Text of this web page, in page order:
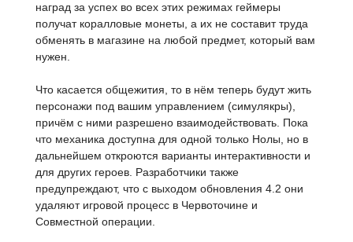
наград за успех во всех этих режимах геймеры
получат коралловые монеты, а их не составит труда
обменять в магазине на любой предмет, который вам
нужен.
Что касается общежития, то в нём теперь будут жить
персонажи под вашим управлением (симулякры),
причём с ними разрешено взаимодействовать. Пока
что механика доступна для одной только Нолы, но в
дальнейшем откроются варианты интерактивности и
для других героев. Разработчики также
предупреждают, что с выходом обновления 4.2 они
удаляют игровой процесс в Червоточине и
Совместной операции.